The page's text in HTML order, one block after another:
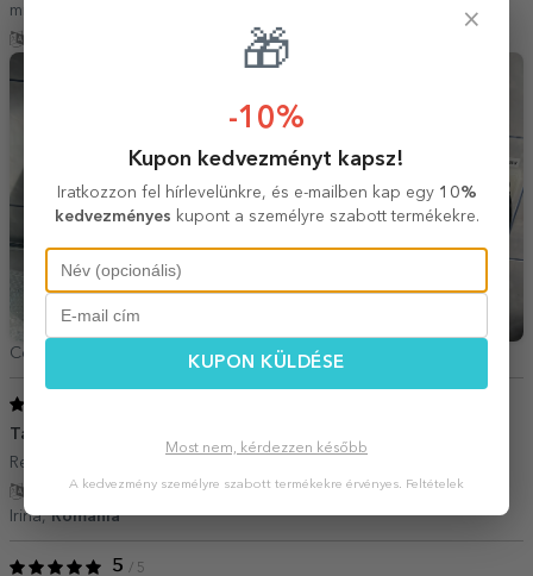
mi ati oferit o amintire asa frumoasa si deosebita!!!❤️❤️❤️
Coralia Serban, Románia
Tablou cu 60 de poze
Recomand este foarte frumos!
Fordítás mutatása
Irina,Románia
5 / 5
×
🎁
-10%
Kupon kedvezményt kapsz!
Iratkozzon fel hírlevelünkre, és e-mailben kap egy 10%
kedvezményes kupont a személyre szabott termékekre.
KUPON KÜLDÉSE
Most nem, kérdezzen később
A kedvezmény személyre szabott termékekre érvényes. Feltételek